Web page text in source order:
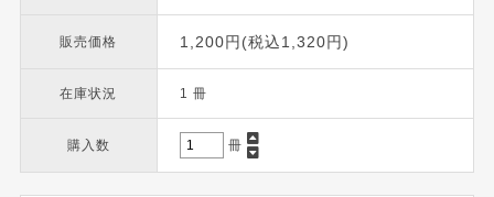
販売価格 1,200円(税込1,320円)
在庫状況 1 冊
購入数 冊